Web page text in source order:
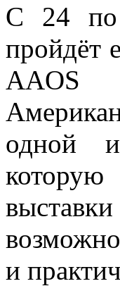
С 24 по
пройдёт
AAOS
одной
и